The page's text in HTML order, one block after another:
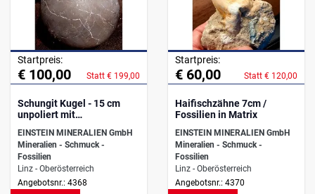
Startpreis:
€ 100,00 Statt € 199,00
Schungit Kugel - 15 cm
unpoliert mit
EINSTEIN MINERALIEN GmbH
Mineralien - Schmuck -
Fossilien
Linz - Oberösterreich
Angebotsnr.: 4368
Startpreis:
€ 60,00 Statt € 120,00
Haifischzähne 7cm /
Fossilien in Matrix
EINSTEIN MINERALIEN GmbH
Mineralien - Schmuck -
Fossilien
Linz - Oberösterreich
Angebotsnr.: 4370